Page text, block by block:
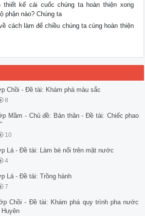
thiết kế cái cuốc chúng ta hoàn thiện xong
phận nào? Chúng ta
cách làm để chiều chúng ta cùng hoàn thiện
Chồi - Đề tài: Khám phá màu sắc
8
Mầm - Chủ đề: Bản thân - Đề tài: Chiếc phao
10
Lá - Đề tài: Làm bè nổi trên mặt nước
4
Lá - Đề tài: Trồng hành
7
Chồi - Đề tài: Khám phá quy trình pha nước